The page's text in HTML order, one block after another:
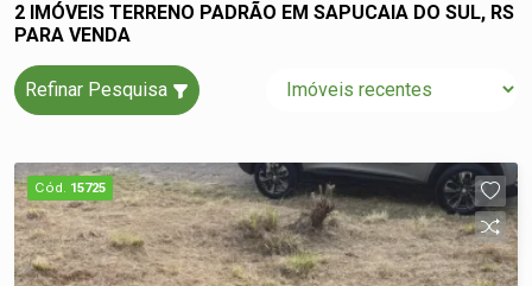
2 IMÓVEIS TERRENO PADRÃO EM SAPUCAIA DO SUL, RS
PARA VENDA
Refinar Pesquisa
Cód. 15725